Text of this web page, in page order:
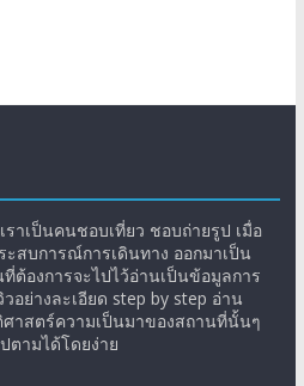
ราเป็นคนชอบเที่ยว ชอบถ่ายรูป เมื่อ
สบการณ์การเดินทาง ออกมาเป็น
ที่ต้องการจะไปไว้อ่านเป็นข้อมูลการ
อย่างละเอียด step by step อ่าน
ศาสตร์ความเป็นมาของสถานที่นั้นๆ
ตามได้โดยง่าย